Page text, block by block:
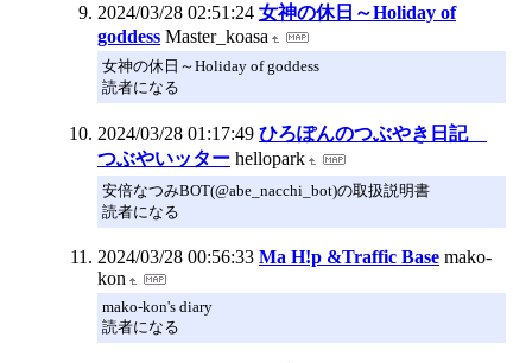
2024/03/28 02:51:24 女神の休日～Holiday of
goddess Master_koasa
女神の休日～Holiday of goddess
読者になる
2024/03/28 01:17:49 ひろぽんのつぶやき日記
つぶやいッター hellopark
安倍なつみBOT(@abe_nacchi_bot)の取扱説明書
読者になる
2024/03/28 00:56:33 Ma H!p &Traffic Base mako-
kon
mako-kon's diary
読者になる